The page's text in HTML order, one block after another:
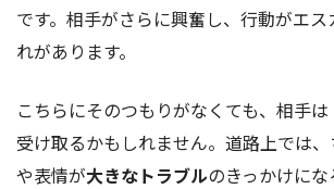
です。相手がさらに興奮し、行動がエ
れがあります。
こちらにそのつもりがなくても、相手
受け取るかもしれません。道路上では
や表情が大きなトラブルのきっかけに